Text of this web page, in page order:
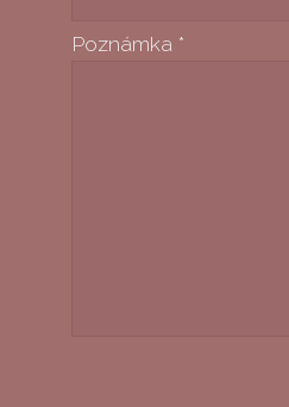
Poznámka *